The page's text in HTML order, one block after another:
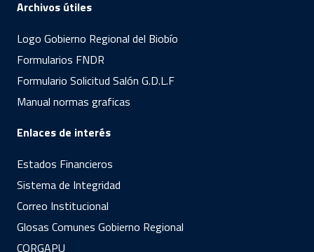
Archivos útiles
Logo Gobierno Regional del Biobío
Formularios FNDR
Formulario Solicitud Salón G.D.L.F
Manual normas graficas
Enlaces de interés
Estados Financieros
Sistema de Integridad
Correo Institucional
Glosas Comunes Gobierno Regional
CORGAPU